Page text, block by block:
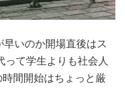
いのか開場直後はス
って学生よりも社会人
間開始はちょっと厳